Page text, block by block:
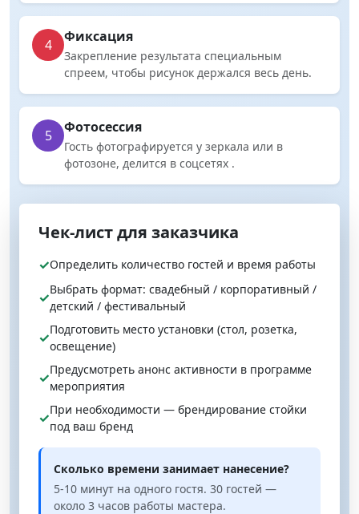
4 Фиксация
Закрепление результата специальным
спреем, чтобы рисунок держался весь день.
5 Фотосессия
Гость фотографируется у зеркала или в
фотозоне, делится в соцсетях .
Чек‑лист для заказчика
✓Определить количество гостей и время работы
✓Выбрать формат: свадебный / корпоративный /
детский / фестивальный
✓Подготовить место установки (стол, розетка,
освещение)
✓Предусмотреть анонс активности в программе
мероприятия
✓При необходимости — брендирование стойки
под ваш бренд
Сколько времени занимает нанесение?
5-10 минут на одного гостя. 30 гостей —
около 3 часов работы мастера.